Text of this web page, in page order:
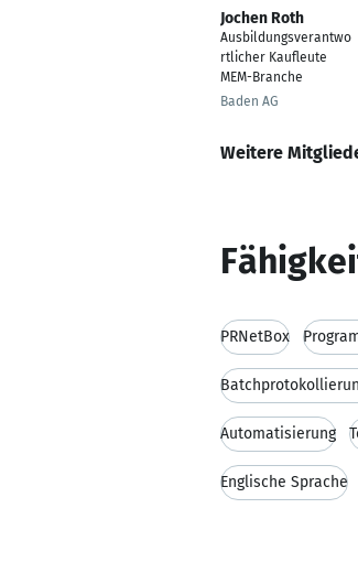
Jochen Roth
Ausbildungsverantwo
rtlicher Kaufleute
MEM-Branche
Baden AG
Weitere
PRNetBox
Automatisierung
Englische Sprache